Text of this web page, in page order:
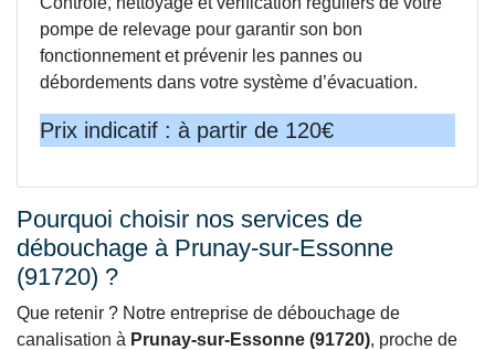
pompe de relevage pour garantir son bon
fonctionnement et prévenir les pannes ou
débordements dans votre système d’évacuation.
Prix indicatif : à partir de 120€
Pourquoi choisir nos services de
débouchage à Prunay-sur-Essonne
(91720) ?
Que retenir ? Notre entreprise de débouchage de
canalisation à Prunay-sur-Essonne (91720), proche de